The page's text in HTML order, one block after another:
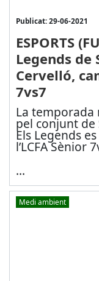
Publicat: 29-06-2021
ESPORTS
Legends de
Cervelló,
7vs7
La
pel conjunt de
Els Legends
l’LCFA Sènior
...
Medi ambient